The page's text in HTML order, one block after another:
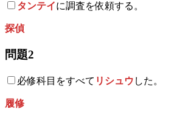
タンテイに調査を依頼する。
探偵
問題2
必修科目をすべて リシュウ した。
履修